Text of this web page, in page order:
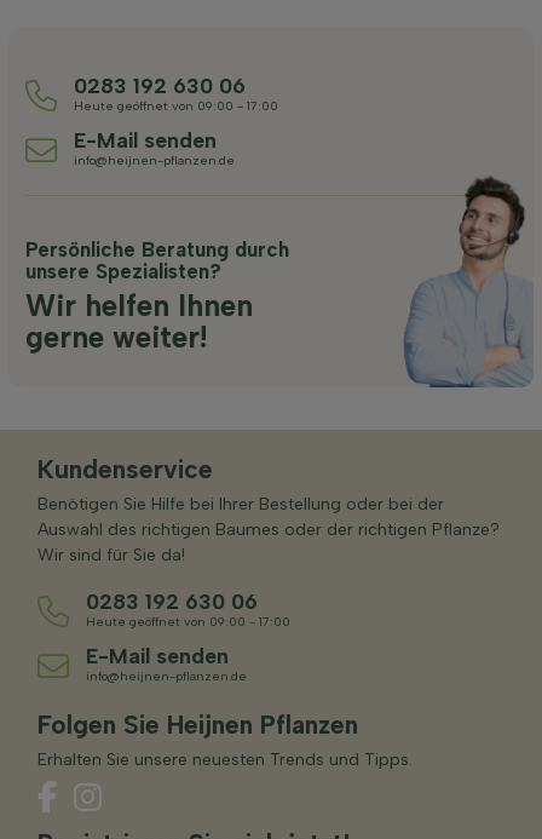
0283 192 630 06
Heute geöffnet von 09:00 - 17:00
E-Mail senden
info@heijnen-pflanzen.de
Persönliche Beratung durch
unsere Spezialisten?
Wir helfen Ihnen
gerne weiter!
Kundenservice
Benötigen Sie Hilfe bei Ihrer Bestellung oder bei der
Auswahl des richtigen Baumes oder der richtigen Pflanze?
Wir sind für Sie da!
0283 192 630 06
Heute geöffnet von 09:00 - 17:00
E-Mail senden
info@heijnen-pflanzen.de
Folgen Sie Heijnen Pflanzen
Erhalten Sie unsere neuesten Trends und Tipps.